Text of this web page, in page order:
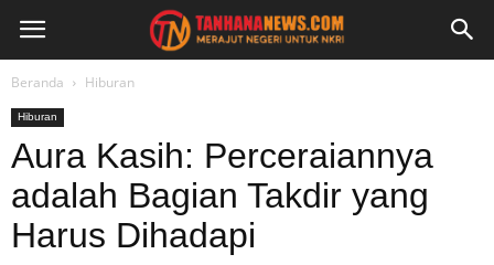
Beranda Hiburan
Hiburan
Aura Kasih: Perceraiannya
adalah Bagian Takdir yang
Harus Dihadapi